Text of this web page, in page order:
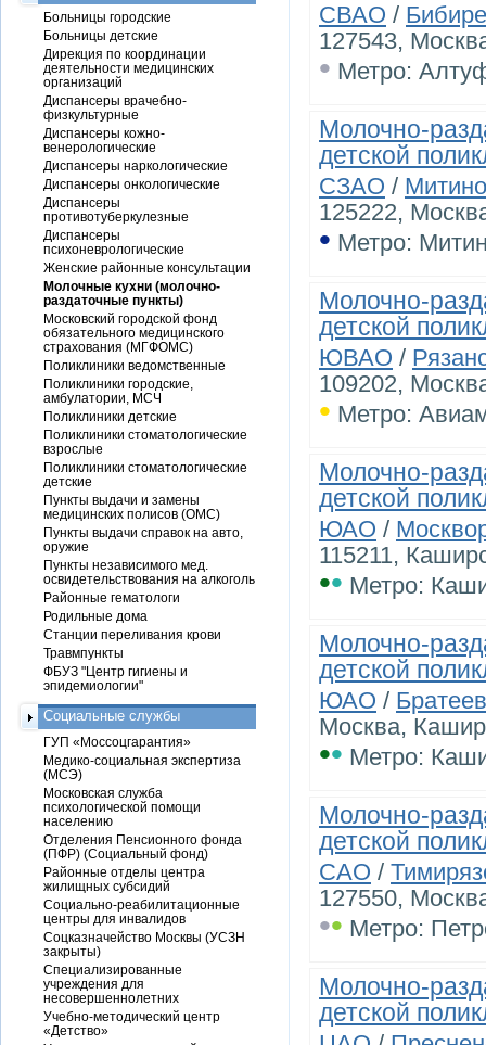
СВАО /
127543,
• Метро:
Молочно-
детской
СЗАО / Митино
125222,
• Метро:
Молочно-
детской
ЮВАО /
109202,
• Метро:
Молочно-
детской
ЮАО /
115211,
•• Метро:
Молочно-
детской
ЮАО /
Москва,
•• Метро:
Молочно-
детской
САО /
127550,
•• Метро:
Молочно-
детской
Больницы городские
Больницы детские
Дирекция по координации
деятельности медицинских
организаций
Диспансеры врачебно-
физкультурные
Диспансеры кожно-
венерологические
Диспансеры наркологические
Диспансеры онкологические
Диспансеры
противотуберкулезные
Диспансеры
психоневрологические
Женские районные консультации
Молочные кухни (молочно-
раздаточные пункты)
Московский городской фонд
обязательного медицинского
страхования (МГФОМС)
Поликлиники ведомственные
Поликлиники городские,
амбулатории, МСЧ
Поликлиники детские
Поликлиники стоматологические
взрослые
Поликлиники стоматологические
детские
Пункты выдачи и замены
медицинских полисов (ОМС)
Пункты выдачи справок на авто,
оружие
Пункты независимого мед.
освидетельствования на алкоголь
Районные гематологи
Родильные дома
Станции переливания крови
Травмпункты
ФБУЗ "Центр гигиены и
эпидемиологии"
Социальные службы
ГУП «Моссоцгарантия»
Медико-социальная экспертиза
(МСЭ)
Московская служба
психологической помощи
населению
Отделения Пенсионного фонда
(ПФР) (Социальный фонд)
Районные отделы центра
жилищных субсидий
Социально-реабилитационные
центры для инвалидов
Соцказначейство Москвы (УСЗН
закрыты)
Специализированные
учреждения для
несовершеннолетних
Учебно-методический центр
«Детство»